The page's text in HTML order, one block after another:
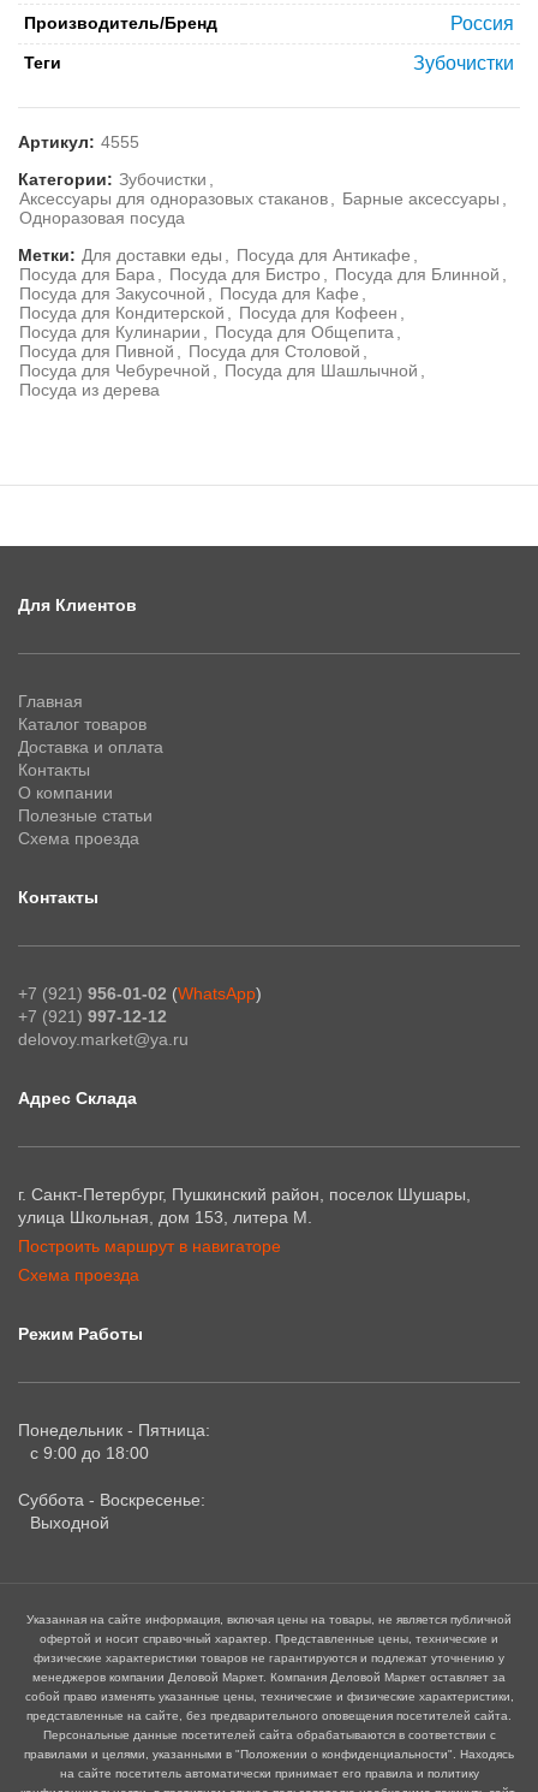
Производитель/Бренд Россия
Теги Зубочистки
Артикул: 4555
Категории: Зубочистки ,
Аксессуары для одноразовых стаканов, Барные аксессуары ,
Одноразовая посуда
Метки: Для доставки еды , Посуда для Антикафе ,
Посуда для Бара, Посуда для Бистро , Посуда для Блинной ,
Посуда для Закусочной , Посуда для Кафе ,
Посуда для Кондитерской , Посуда для Кофеен ,
Посуда для Кулинарии , Посуда для Общепита,
Посуда для Пивной , Посуда для Столовой ,
Посуда для Чебуречной , Посуда для Шашлычной ,
Посуда из дерева
Для Клиентов
Главная
Каталог товаров
Доставка и оплата
Контакты
О компании
Полезные статьи
Схема проезда
Контакты
+7 (921) 956-01-02 (WhatsApp)
+7 (921) 997-12-12
delovoy.market@ya.ru
Адрес Склада
г. Санкт-Петербург, Пушкинский район, поселок Шушары,
улица Школьная, дом 153, литера М.
Построить маршрут в навигаторе
Схема проезда
Режим Работы
Понедельник - Пятница:
с 9:00 до 18:00
Суббота - Воскресенье:
Выходной
Указанная на сайте информация, включая цены на товары, не является публичной
офертой и носит справочный характер. Представленные цены, технические и
физические характеристики товаров не гарантируются и подлежат уточнению у
менеджеров компании Деловой Маркет. Компания Деловой Маркет оставляет за
собой право изменять указанные цены, технические и физические характеристики,
представленные на сайте, без предварительного оповещения посетителей сайта.
Персональные данные посетителей сайта обрабатываются в соответствии с
правилами и целями, указанными в "Положении о конфиденциальности". Находясь
на сайте посетитель автоматически принимает его правила и политику